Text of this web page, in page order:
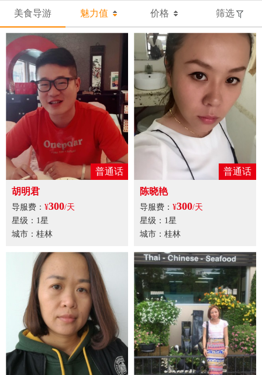
美食导游 魅力值 价格 筛选
普通话
胡明君
导服费： ¥300/天
星级：1星
城市：桂林
普通话
陈晓艳
导服费： ¥300/天
星级：1星
城市：桂林